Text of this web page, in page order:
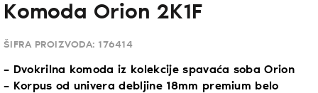
Komoda Orion 2K1F
ŠIFRA PROIZVODA: 176414
– Dvokrilna komoda iz kolekcije spavaća soba Orion
– Korpus od univera debljine 18mm premium belo